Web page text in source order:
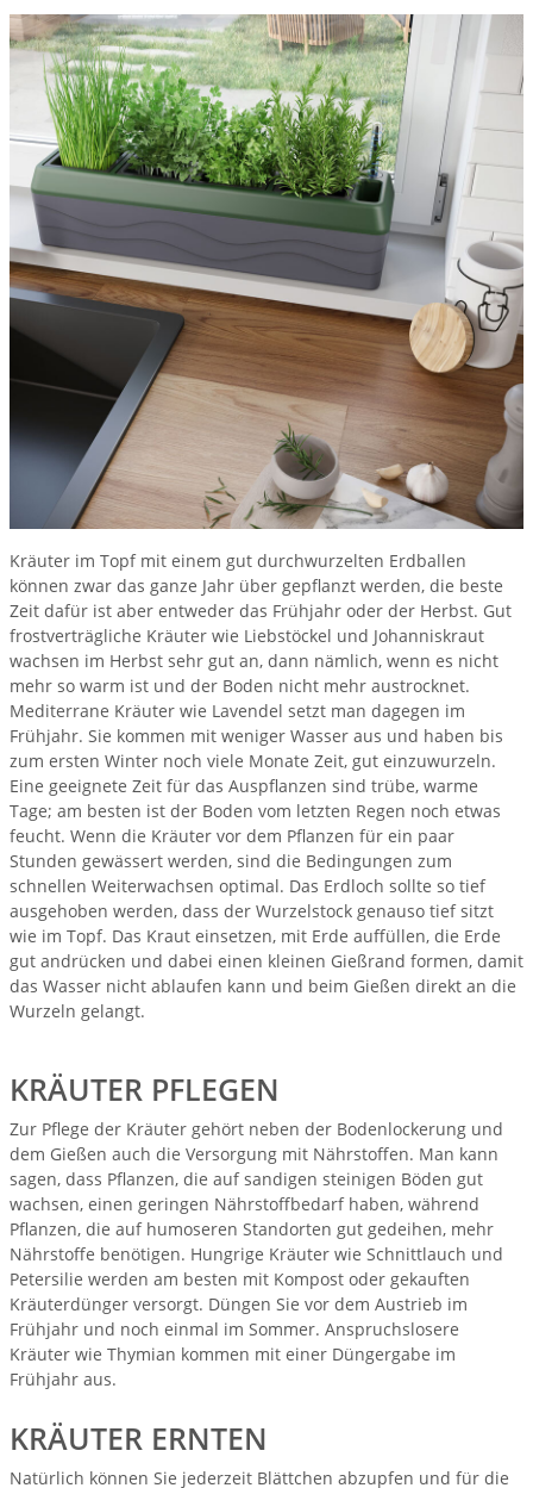
Kräuter im Topf mit einem gut durchwurzelten Erdballen
können zwar das ganze Jahr über gepflanzt werden, die beste
Zeit dafür ist aber entweder das Frühjahr oder der Herbst. Gut
frostverträgliche Kräuter wie Liebstöckel und Johanniskraut
wachsen im Herbst sehr gut an, dann nämlich, wenn es nicht
mehr so warm ist und der Boden nicht mehr austrocknet.
Mediterrane Kräuter wie Lavendel setzt man dagegen im
Frühjahr. Sie kommen mit weniger Wasser aus und haben bis
zum ersten Winter noch viele Monate Zeit, gut einzuwurzeln.
Eine geeignete Zeit für das Auspflanzen sind trübe, warme
Tage; am besten ist der Boden vom letzten Regen noch etwas
feucht. Wenn die Kräuter vor dem Pflanzen für ein paar
Stunden gewässert werden, sind die Bedingungen zum
schnellen Weiterwachsen optimal. Das Erdloch sollte so tief
ausgehoben werden, dass der Wurzelstock genauso tief sitzt
wie im Topf. Das Kraut einsetzen, mit Erde auffüllen, die Erde
gut andrücken und dabei einen kleinen Gießrand formen, damit
das Wasser nicht ablaufen kann und beim Gießen direkt an die
Wurzeln gelangt.
KRÄUTER PFLEGEN
Zur Pflege der Kräuter gehört neben der Bodenlockerung und
dem Gießen auch die Versorgung mit Nährstoffen. Man kann
sagen, dass Pflanzen, die auf sandigen steinigen Böden gut
wachsen, einen geringen Nährstoffbedarf haben, während
Pflanzen, die auf humoseren Standorten gut gedeihen, mehr
Nährstoffe benötigen. Hungrige Kräuter wie Schnittlauch und
Petersilie werden am besten mit Kompost oder gekauften
Kräuterdünger versorgt. Düngen Sie vor dem Austrieb im
Frühjahr und noch einmal im Sommer. Anspruchslosere
Kräuter wie Thymian kommen mit einer Düngergabe im
Frühjahr aus.
KRÄUTER ERNTEN
Natürlich können Sie jederzeit Blättchen abzupfen und für die